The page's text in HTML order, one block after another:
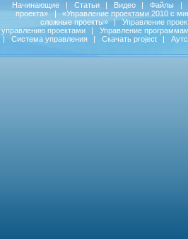
Начинающие | Статьи | Видео | Файлы |
проекта»
| «Управление проектами 2010 с
сложные проекты»
| Управление
управлению проектами
| Управление
|
Система управления | Скачать project |